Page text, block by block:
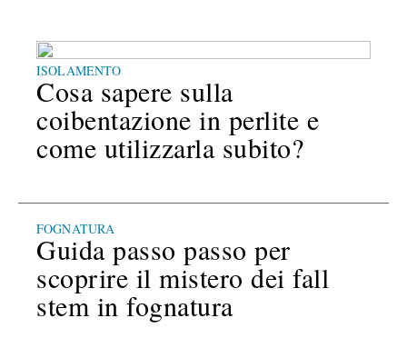
Cosa sapere sulla
coibentazione in perlite e
come utilizzarla subito?
ISOLAMENTO
Guida passo passo per
scoprire il mistero dei fall
stem in fognatura
FOGNATURA